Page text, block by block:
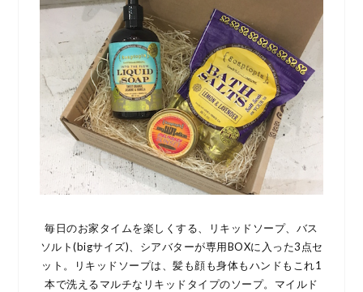
毎日のお家タイムを楽しくする、リキッドソープ、バス
ソルト(bigサイズ)、シアバターが専用BOXに入った3点セ
ット。リキッドソープは、髪も顔も身体もハンドもこれ1
本で洗えるマルチなリキッドタイプのソープ。マイルド